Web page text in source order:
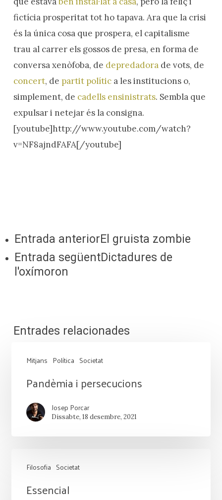
fictícia prosperitat tot ho tapava. Ara que la crisi
és la única cosa que prospera, el capitalisme
trau al carrer els gossos de presa, en forma de
conversa xenòfoba, de depredadorade vots, de
concert, de partit política les institucions o,
simplement, de cadells ensinistrats. Sembla que
expulsar i netejar és la consigna.
[youtube]http://www.youtube.com/watch?
v=NF8ajndFAFA[/youtube]
Entrada anteriorEl gruista zombie
Entrada següentDictadures de
l'oxímoron
Entrades relacionades
Mitjans Política Societat
Pandèmia
persecucions
Pandèmia i persecucions
Josep Porcar
Dissabte, 18 desembre, 2021
Filosofia Societat
Essencial
Essencial